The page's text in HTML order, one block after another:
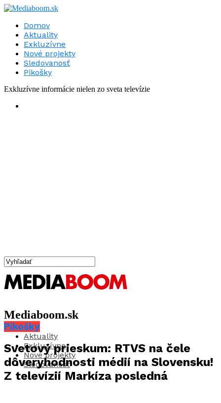
Domov
Aktuality
Exkluzívne
Nové projekty
Sledovanosť
Pikošky
Exkluzívne informácie nielen zo sveta televízie
Mediaboom.sk
Aktuality
Exkluzívne
Nové projekty
Sledovanosť
Pikošky
Svetový prieskum: RTVS na čele
dôveryhodnosti médií na Slovensku!
Z televízií Markíza posledná